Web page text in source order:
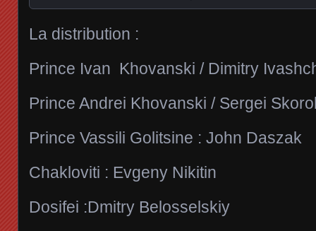
La distribution :
Prince Ivan Khovanski / Dimitry
Prince Andrei Khovanski / Sergei
Prince Vassili Golitsine : John Daszak
Chakloviti : Evgeny Nikitin
Dosifei :Dmitry Belosselskiy